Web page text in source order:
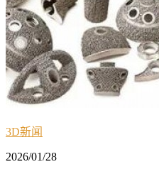
3D新闻
2026/01/28